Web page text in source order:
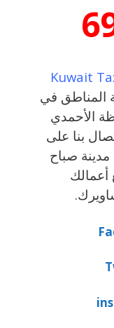
Kuwait
المناطق في
الأحمدي
بنا على
أرقام كويت تاكسي Kuwait Taxi مدينة صباح
أعمالك